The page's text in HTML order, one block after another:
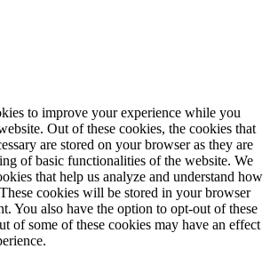
to improve your experience while you
Out of these cookies, the cookies that
are stored on your browser as they are
of basic functionalities of the website. We
that help us analyze and understand how
cookies will be stored in your browser
You also have the option to opt-out of these
of some of these cookies may have an effect